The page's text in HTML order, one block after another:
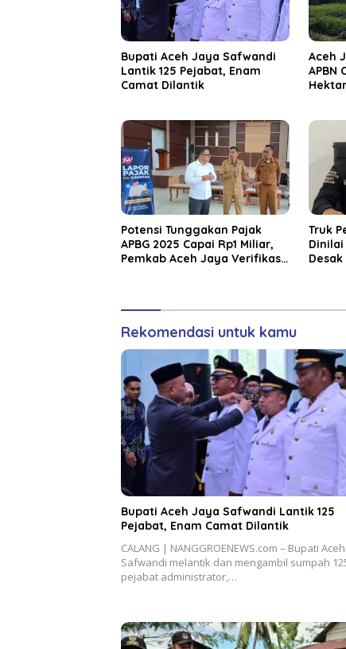
Bupati Aceh Jaya Safwandi
Lantik 125 Pejabat, Enam
Camat Dilantik
Aceh
APBN
Potensi Tunggakan Pajak
APBG 2025 Capai Rp1 Miliar,
Pemkab Aceh Jaya Verifikasi
Truk
Dinilai
Rekomendasi untuk kamu
Bupati Aceh Jaya Safwandi Lantik 125
Pejabat, Enam Camat Dilantik
CALANG | NANGGROENEWS.com – Bupati
Safwandi melantik dan mengambil sumpah
pejabat administrator,…